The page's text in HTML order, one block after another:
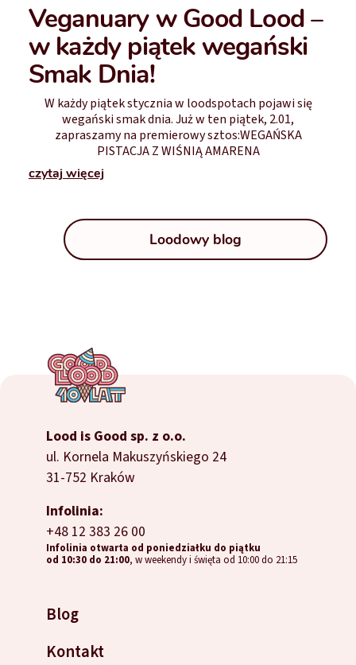
Veganuary w Good Lood –
w każdy piątek wegański
Smak Dnia!
W każdy piątek stycznia w loodspotach pojawi się
wegański smak dnia. Już w ten piątek, 2.01,
zapraszamy na premierowy sztos:WEGAŃSKA
PISTACJA Z WIŚNIĄ AMARENA
czytaj więcej
Loodowy blog
Lood is Good sp. z o.o.
ul. Kornela Makuszyńskiego 24
31-752 Kraków
Infolinia:
+48 12 383 26 00
Infolinia otwarta od poniedziałku do piątku
od 10:30 do 21:00, w weekendy i święta od 10:00 do 21:15
Blog
Kontakt